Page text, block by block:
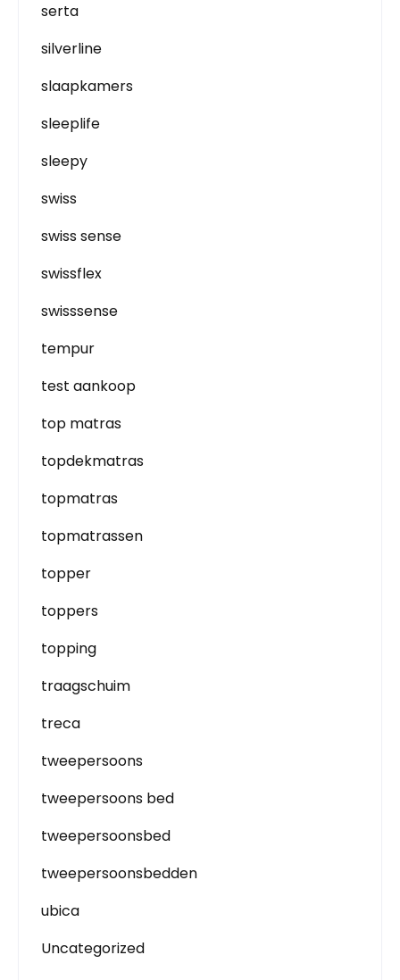
serta
silverline
slaapkamers
sleeplife
sleepy
swiss
swiss sense
swissflex
swisssense
tempur
test aankoop
top matras
topdekmatras
topmatras
topmatrassen
topper
toppers
topping
traagschuim
treca
tweepersoons
tweepersoons bed
tweepersoonsbed
tweepersoonsbedden
ubica
Uncategorized